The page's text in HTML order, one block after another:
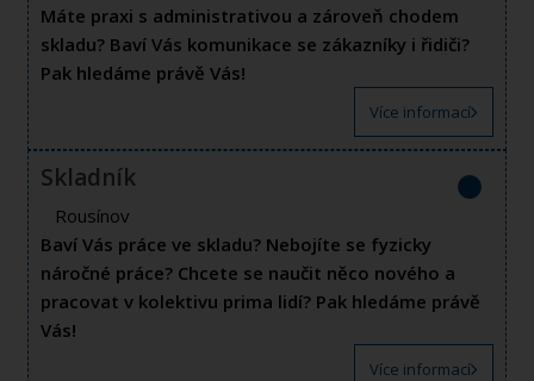
Máte praxi s administrativou a zároveň chodem
skladu? Baví Vás komunikace se zákazníky i řidiči?
Pak hledáme právě Vás!
Více informací
Skladník
Rousínov
Baví Vás práce ve skladu? Nebojíte se fyzicky
náročné práce? Chcete se naučit něco nového a
pracovat v kolektivu prima lidí? Pak hledáme právě
Vás!
Více informací